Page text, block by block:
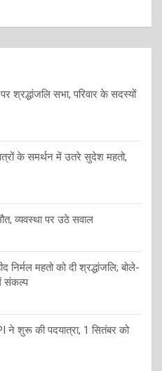
श्रद्धांजलि सभा, परिवार के सदस्यों
के समर्थन में उतरे सुदेश महतो,
व्यवस्था पर उठे सवाल
महतो को दी श्रद्धांजलि; बोले-
संकल्प
ने शुरू की पदयात्रा, 1 सितंबर को